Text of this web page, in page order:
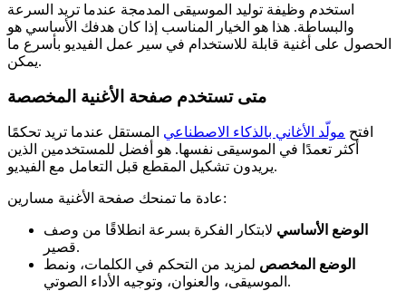
استخدم وظيفة توليد الموسيقى المدمجة عندما تريد السرعة
والبساطة. هذا هو الخيار المناسب إذا كان هدفك الأساسي هو
الحصول على أغنية قابلة للاستخدام في سير عمل الفيديو بأسرع ما
يمكن.
متى تستخدم صفحة الأغنية المخصصة
افتح مولّد الأغاني بالذكاء الاصطناعي المستقل عندما تريد تحكمًا
أكثر تعمدًا في الموسيقى نفسها. هو أفضل للمستخدمين الذين
يريدون تشكيل المقطع قبل التعامل مع الفيديو.
عادة ما تمنحك صفحة الأغنية مسارين:
الوضع الأساسي لابتكار الفكرة بسرعة انطلاقًا من وصف
قصير.
الوضع المخصص لمزيد من التحكم في الكلمات، ونمط
الموسيقى، والعنوان، وتوجيه الأداء الصوتي.